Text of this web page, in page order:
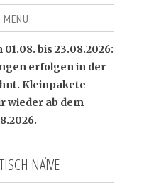
MENÜ
bis 23.08.2026:
erfolgen in der
Kleinpakete
wieder ab dem
NAÏVE